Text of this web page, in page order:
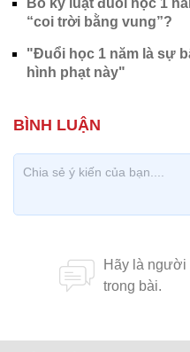
Bỏ kỷ luật đuổi học 1
“coi trời bằng vung”?
"Đuổi học 1 năm là sự
hình phạt này"